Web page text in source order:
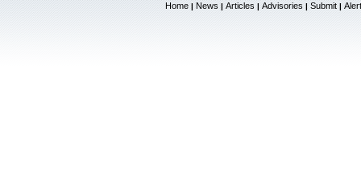
Home | News | Articles | Advisories | Submit |